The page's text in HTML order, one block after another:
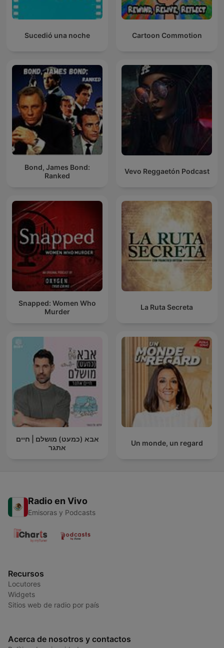
Sucedió una noche Cartoon Commotion
Bond, James Bond:
Ranked
Vevo Reggaetón Podcast
Snapped: Women Who
Murder
La Ruta Secreta
אבא (כמעט) מושלם | חיים
אתגר
Un monde, un regard
Radio en Vivo
Emisoras y Podcasts
Recursos
Locutores
Widgets
Sitios web de radio por país
Acerca de nosotros y contactos